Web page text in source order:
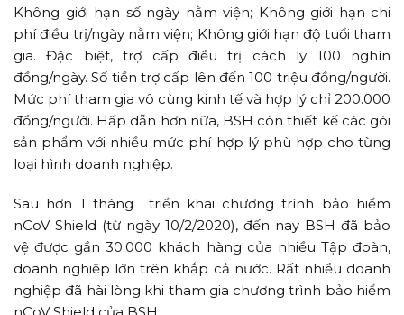
Không giới hạn số ngày nằm viện; Không giới hạn chi
phí điều trị/ngày nằm viện; Không giới hạn độ tuổi tham
gia. Đặc biệt, trợ cấp điều trị cách ly 100 nghìn
đồng/ngày. Số tiền trợ cấp lên đến 100 triệu đồng/người.
Mức phí tham gia vô cùng kinh tế và hợp lý chỉ 200.000
đồng/người. Hấp dẫn hơn nữa, BSH còn thiết kế các gói
sản phẩm với nhiều mức phí hợp lý phù hợp cho từng
loại hình doanh nghiệp.
Sau hơn 1 tháng triển khai chương trình bảo hiểm
nCoV Shield (từ ngày 10/2/2020), đến nay BSH đã bảo
vệ được gần 30.000 khách hàng của nhiều Tập đoàn,
doanh nghiệp lớn trên khắp cả nước. Rất nhiều doanh
nghiệp đã hài lòng khi tham gia chương trình bảo hiểm